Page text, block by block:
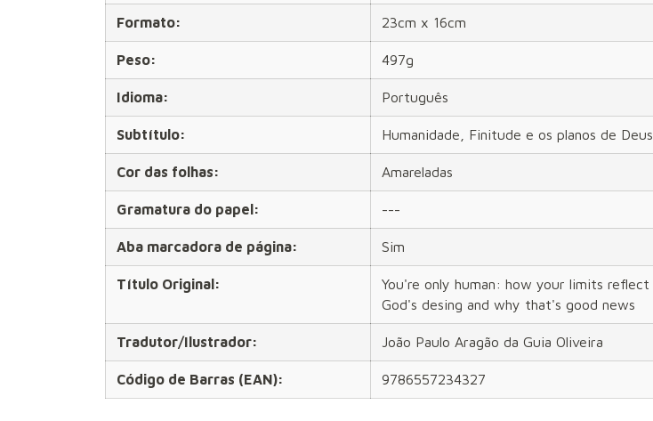
Formato: 23cm x 16cm
Peso: 497g
Idioma: Português
Subtítulo: Humanidade, Finitude e os planos de Deus
Cor das folhas: Amareladas
Gramatura do papel: ---
Aba marcadora de página: Sim
Título Original:
You're only human: how your limits reflect
God's desing and why that's good news
Tradutor/Ilustrador: João Paulo Aragão da Guia Oliveira
Código de Barras (EAN): 9786557234327